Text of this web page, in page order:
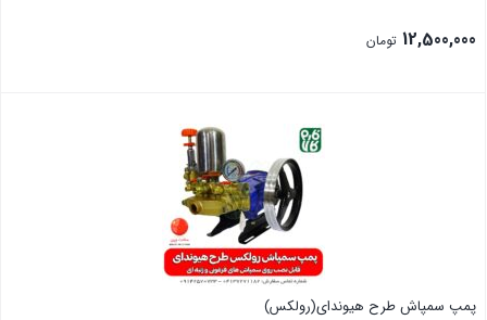
12,500,000 تومان
پمپ سمپاش طرح هیوندای(رولکس)